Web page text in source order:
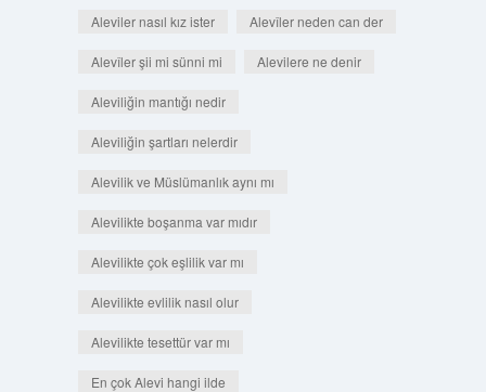
Aleviler nasıl kız ister Alevîler neden can der
Alevîler şii mi sünni mi Alevilere ne denir
Aleviliğin mantığı nedir
Aleviliğin şartları nelerdir
Alevilik ve Müslümanlık aynı mı
Alevilikte boşanma var mıdır
Alevilikte çok eşlilik var mı
Alevilikte evlilik nasıl olur
Alevilikte tesettür var mı
En çok Alevi hangi ilde